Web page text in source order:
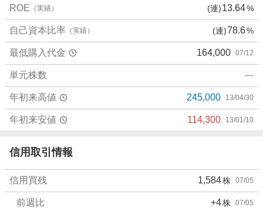
ROE （実績） (連)13.64%
自己資本比率 （実績） (連)78.6%
最低購入代金 164,000 07/12
単元株数 ---
年初来高値 245,000 13/04/30
年初来安値 114,300 13/01/10
信用取引情報
信用買残 1,584株 07/05
前週比 +4株 07/05